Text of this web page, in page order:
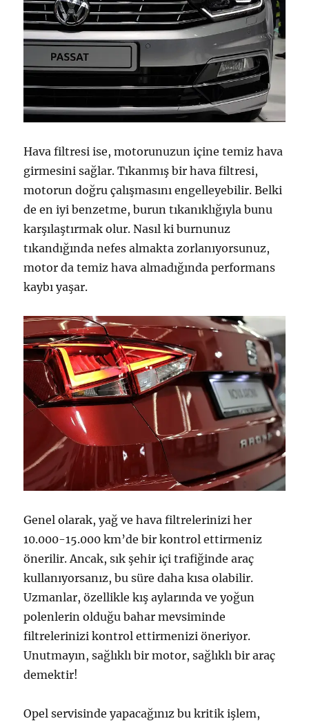
Hava filtresi ise, motorunuzun içine temiz hava
girmesini sağlar. Tıkanmış bir hava filtresi,
motorun doğru çalışmasını engelleyebilir. Belki
de en iyi benzetme, burun tıkanıklığıyla bunu
karşılaştırmak olur. Nasıl ki burnunuz
tıkandığında nefes almakta zorlanıyorsunuz,
motor da temiz hava almadığında performans
kaybı yaşar.
Genel olarak, yağ ve hava filtrelerinizi her
10.000-15.000 km’de bir kontrol ettirmeniz
önerilir. Ancak, sık şehir içi trafiğinde araç
kullanıyorsanız, bu süre daha kısa olabilir.
Uzmanlar, özellikle kış aylarında ve yoğun
polenlerin olduğu bahar mevsiminde
filtrelerinizi kontrol ettirmenizi öneriyor.
Unutmayın, sağlıklı bir motor, sağlıklı bir araç
demektir!
Opel servisinde yapacağınız bu kritik işlem,